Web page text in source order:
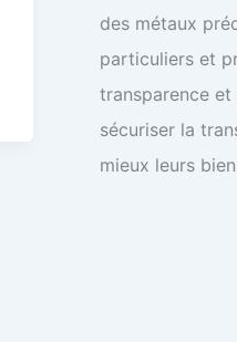
des métaux
particuliers et
transparence
sécuriser la
mieux leurs